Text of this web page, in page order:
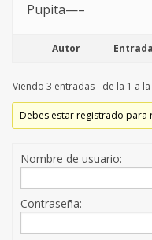
Pupita—–
Autor
Viendo 3 entradas - de la 1 a
Debes estar registrado para
Nombre de usuario:
Contraseña: